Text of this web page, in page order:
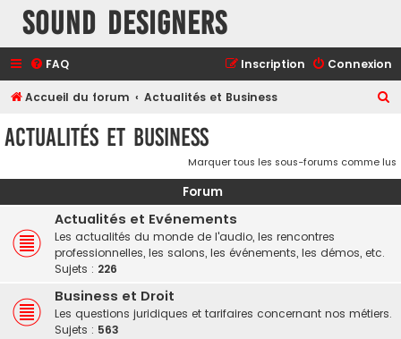
Sound Designers
FAQ Connexion
Inscription
Accueil du forum Actualités et Business
h
Actualités et Business
Marquer tous les sous-forums comme lus
Forum
Actualités et Evénements
Les actualités du monde de l'audio, les rencontres
professionnelles, les salons, les événements, les démos, etc.
Sujets : 226
Business et Droit
Les questions juridiques et tarifaires concernant nos métiers.
Sujets : 563